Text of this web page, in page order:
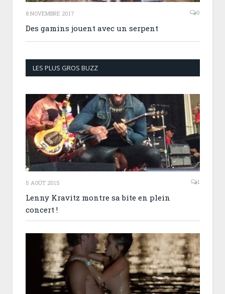
8 NOVEMBRE 2017 0
Des gamins jouent avec un serpent
LES PLUS GROS BUZZ
5 AOÛT 2015 1
Lenny Kravitz montre sa bite en plein
concert !